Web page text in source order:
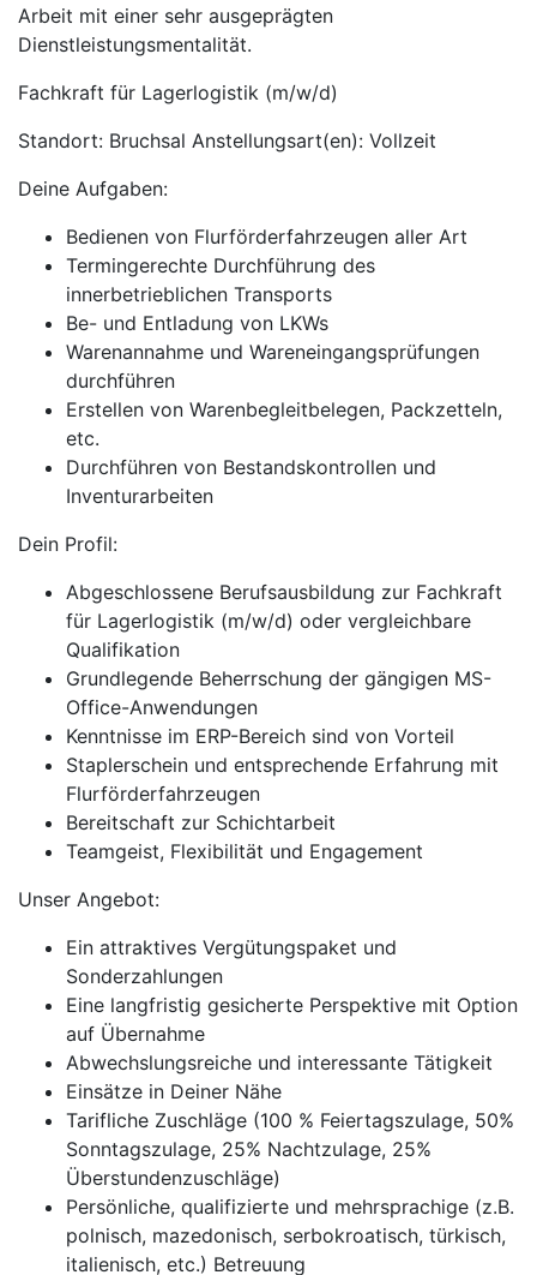
Arbeit mit einer sehr ausgeprägten
Dienstleistungsmentalität.
Fachkraft für Lagerlogistik (m/w/d)
Standort: Bruchsal Anstellungsart(en): Vollzeit
Deine Aufgaben:
Bedienen von Flurförderfahrzeugen aller Art
Termingerechte Durchführung des
innerbetrieblichen Transports
Be- und Entladung von LKWs
Warenannahme und Wareneingangsprüfungen
durchführen
Erstellen von Warenbegleitbelegen, Packzetteln,
etc.
Durchführen von Bestandskontrollen und
Inventurarbeiten
Dein Profil:
Abgeschlossene Berufsausbildung zur Fachkraft
für Lagerlogistik (m/w/d) oder vergleichbare
Qualifikation
Grundlegende Beherrschung der gängigen MS-
Office-Anwendungen
Kenntnisse im ERP-Bereich sind von Vorteil
Staplerschein und entsprechende Erfahrung mit
Flurförderfahrzeugen
Bereitschaft zur Schichtarbeit
Teamgeist, Flexibilität und Engagement
Unser Angebot:
Ein attraktives Vergütungspaket und
Sonderzahlungen
Eine langfristig gesicherte Perspektive mit Option
auf Übernahme
Abwechslungsreiche und interessante Tätigkeit
Einsätze in Deiner Nähe
Tarifliche Zuschläge (100 % Feiertagszulage, 50%
Sonntagszulage, 25% Nachtzulage, 25%
Überstundenzuschläge)
Persönliche, qualifizierte und mehrsprachige (z.B.
polnisch, mazedonisch, serbokroatisch, türkisch,
italienisch, etc.) Betreuung